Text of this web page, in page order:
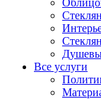
Все услуги